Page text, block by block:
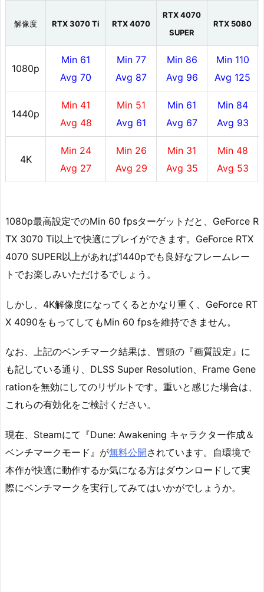
解像度 RTX 3070 Ti RTX 4070
RTX 4070
SUPER
RTX 5080
1080p
Min 61
Avg 70
Min 77
Avg 87
Min 86
Avg 96
Min 110
Avg 125
1440p
Min 41
Avg 48
Min 51
Avg 61
Min 61
Avg 67
Min 84
Avg 93
4K
Min 24
Avg 27
Min 26
Avg 29
Min 31
Avg 35
Min 48
Avg 53
1080p最高設定でのMin 60 fpsターゲットだと、GeForce R
TX 3070 Ti以上で快適にプレイができます。GeForce RTX
4070 SUPER以上があれば1440pでも良好なフレームレー
トでお楽しみいただけるでしょう。
しかし、4K解像度になってくるとかなり重く、GeForce RT
X 4090をもってしてもMin 60 fpsを維持できません。
なお、上記のベンチマーク結果は、冒頭の『画質設定』に
も記している通り、DLSS Super Resolution、Frame Gene
rationを無効にしてのリザルトです。重いと感じた場合は、
これらの有効化をご検討ください。
現在、Steamにて『Dune: Awakening キャラクター作成＆
ベンチマークモード』が無料公開されています。自環境で
本作が快適に動作するか気になる方はダウンロードして実
際にベンチマークを実行してみてはいかがでしょうか。